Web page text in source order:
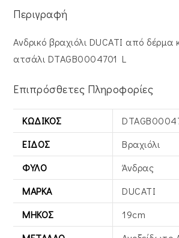
Περιγραφή
Ανδρικό βραχιόλι DUCATI από δέρμα
ατσάλι DTAGB0004701 L
Επιπρόσθετες Πληροφορίες
ΚΩΔΙΚΌΣ
ΕΊΔΟΣ
Βραχιόλι
ΦΎΛΟ
Άνδρας
ΜΆΡΚΑ
DUCATI
ΜΉΚΟΣ
19cm